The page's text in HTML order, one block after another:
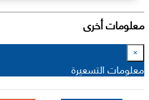
معلومات أخرى
×
معلومات التسعيرة